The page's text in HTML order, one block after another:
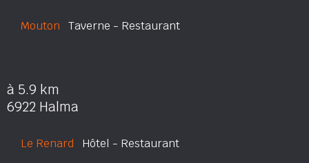
Mouton Taverne - Restaurant
à 5.9 km
6922 Halma
Le Renard Hôtel - Restaurant